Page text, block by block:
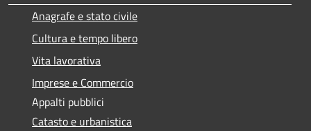
Anagrafe e stato civile
Cultura e tempo libero
Vita lavorativa
Imprese e Commercio
Appalti pubblici
Catasto e urbanistica